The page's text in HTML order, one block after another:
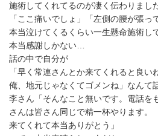
施術してくれてるのが凄く伝わりまし
「ここ痛いでしょ」「左側の腰が張っ
本当泣けてくるくらい一生懸命施術し
本当感謝しかない…
話の中で自分が
「早く常連さんとか来てくれると良い
俺、地元じゃなくてゴメンね」なんて
李さん「そんなこと無いです。電話を
さんは皆さん同じで精一杯やります。
来てくれて本当ありがとう」